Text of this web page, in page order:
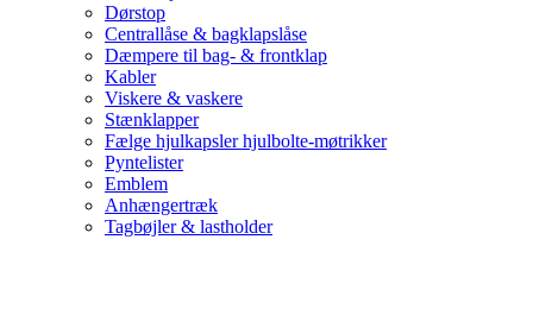
Dørstop
Centrallåse & bagklapslåse
Dæmpere til bag- & frontklap
Kabler
Viskere & vaskere
Stænklapper
Fælge hjulkapsler hjulbolte-møtrikker
Pyntelister
Emblem
Anhængertræk
Tagbøjler & lastholder